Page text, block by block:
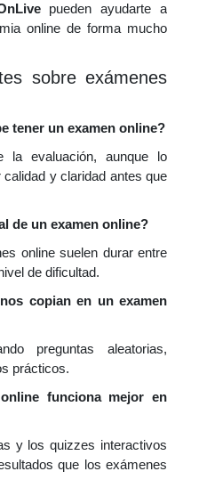
pueden ayudarte a
online de forma mucho
sobre exámenes
tener un examen online?
la evaluación, aunque lo
y claridad antes que
de un examen online?
online suelen durar entre
de dificultad.
copian en un examen
preguntas aleatorias,
prácticos.
funciona mejor en
y los quizzes interactivos
que los exámenes